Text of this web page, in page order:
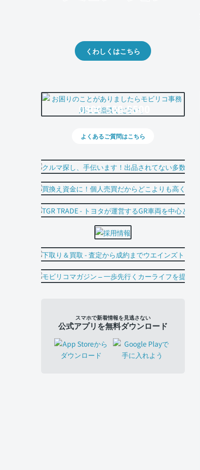
くわしくはこちら
0800-500-5500
よくあるご質問はこちら
スマホで新着情報を見逃さない
公式アプリを無料ダウンロード